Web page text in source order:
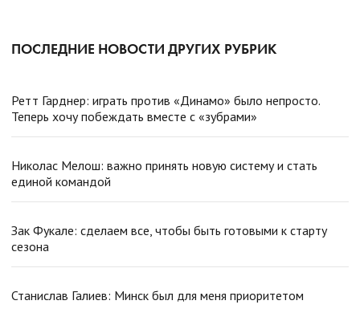
ПОСЛЕДНИЕ НОВОСТИ ДРУГИХ РУБРИК
Ретт Гарднер: играть против «Динамо» было непросто.
Теперь хочу побеждать вместе с «зубрами»
Николас Мелош: важно принять новую систему и стать
единой командой
Зак Фукале: сделаем все, чтобы быть готовыми к старту
сезона
Станислав Галиев: Минск был для меня приоритетом